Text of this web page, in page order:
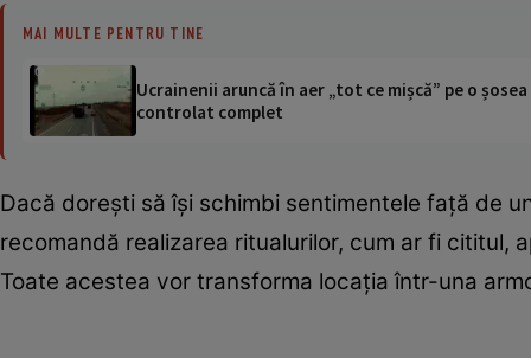
MAI MULTE PENTRU TINE
Ucrainenii aruncă în aer „tot ce mișcă” pe o
controlat complet
Dacă doreşti să îşi schimbi sentimentele faţă de
recomandă realizarea ritualurilor, cum ar fi cititul,
Toate acestea vor transforma locaţia într-una